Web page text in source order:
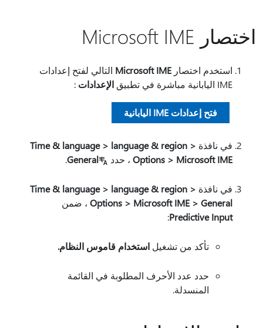
اختصار Microsoft IME
استخدم اختصار Microsoft IME التالي لفتح إعدادات
IME اليابانية مباشرة في تطبيق
الإعدادات :
فتح إعدادات IME اليابانية
في نافذة Time & language > language & region >
Options > Microsoft IME ، حدد General
.
في نافذة Time & language > language & region >
Options > Microsoft IME > General ، ضمن
Predictive Input
:
تأكد من تشغيل استخدام قاموس النظام.
حدد عدد الأحرف المطلوبة في القائمة
المنسدلة.